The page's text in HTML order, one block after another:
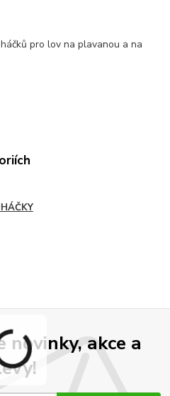
pro lov na plavanou a na
novinky, akce a